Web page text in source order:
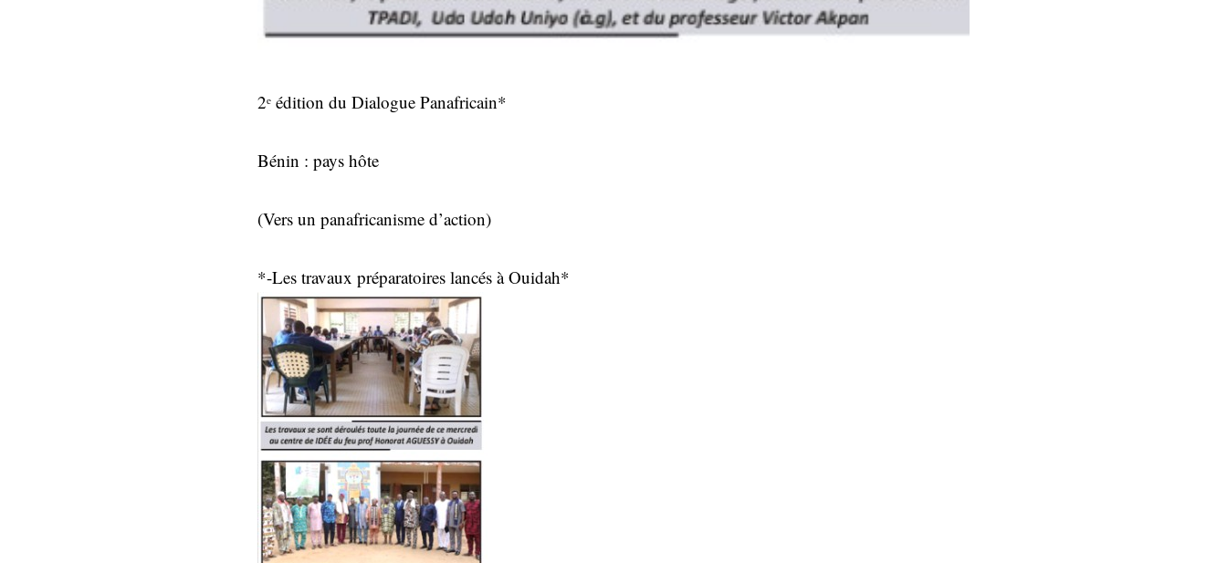
2ᵉ édition du Dialogue Panafricain*
Bénin : pays hôte
(Vers un panafricanisme d’action)
*-Les travaux préparatoires lancés à Ouidah*